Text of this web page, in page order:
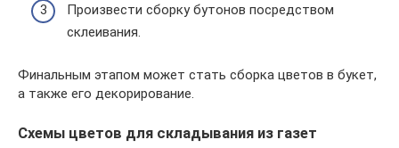
Произвести сборку бутонов посредством
склеивания.
Финальным этапом может стать сборка цветов в букет,
а также его декорирование.
Схемы цветов для складывания из газет